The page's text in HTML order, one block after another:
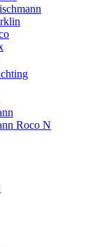
Roco N